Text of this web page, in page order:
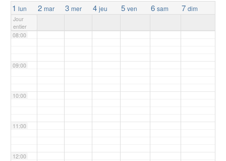
1 lun 2 mar 3 mer 4 jeu 5 ven 6 sam 7 dim
Jour
entier
07:00
08:00
09:00
10:00
11:00
12:00